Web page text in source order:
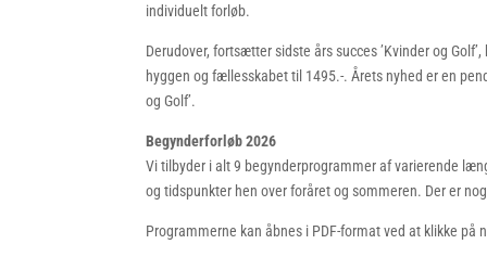
individuelt forløb.
Derudover, fortsætter sidste års succes ’Kvinder og
hyggen og fællesskabet til 1495.-. Årets nyhed er en
og Golf’.
Begynderforløb 2026
Vi tilbyder i alt 9 begynderprogrammer af varierende
og tidspunkter hen over foråret og sommeren. Der er
Programmerne kan åbnes i PDF-format ved at klikke på